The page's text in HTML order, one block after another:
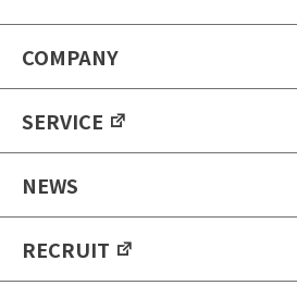
COMPANY
SERVICE
NEWS
RECRUIT